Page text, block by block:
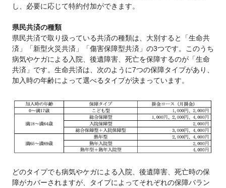
し、必要に応じて特約付加ができます。
県民共済の種類
県民共済で取り扱っている共済の種類は、大別すると「生命共
済」「新型火災共済」「傷害保障型共済」の3つです。このうち
病気やケガによる入院、後遺障害、死亡を保障するのが「生命
共済」です。生命共済は、次のように7つの保障タイプがあり、
加入時の年齢によって選べるタイプが決まっています。
どのタイプでも病気やケガによる入院、後遺障害、死亡時の保
障がカバーされますが、タイプによってそれぞれの保障バラン